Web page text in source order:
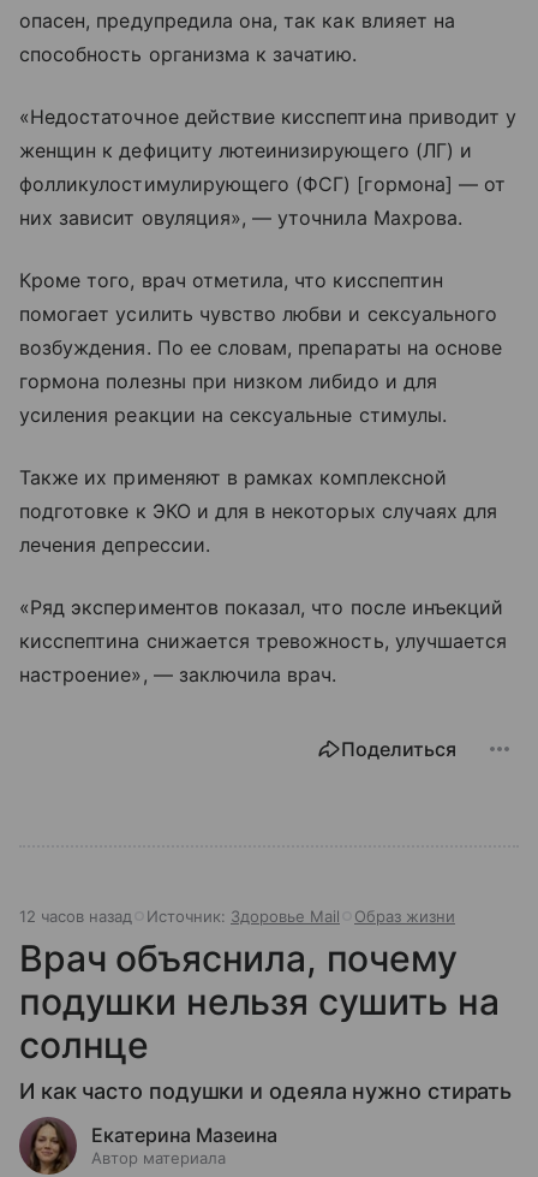
опасен, предупредила она, так как влияет на
способность организма к зачатию.
«Недостаточное действие кисспептина приводит у
женщин к дефициту лютеинизирующего (ЛГ) и
фолликулостимулирующего (ФСГ) [гормона] — от
них зависит овуляция», — уточнила Махрова.
Кроме того, врач отметила, что кисспептин
помогает усилить чувство любви и сексуального
возбуждения. По ее словам, препараты на основе
гормона полезны при низком либидо и для
усиления реакции на сексуальные стимулы.
Также их применяют в рамках комплексной
подготовке к ЭКО и для в некоторых случаях для
лечения депрессии.
«Ряд экспериментов показал, что после инъекций
кисспептина снижается тревожность, улучшается
настроение», — заключила врач.
Поделиться
12 часов назад Источник: Здоровье Mail Образ жизни
Врач объяснила, почему
подушки нельзя сушить на
солнце
И как часто подушки и одеяла нужно стирать
Екатерина Мазеина
Автор материала